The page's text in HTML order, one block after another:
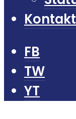
Kontakt
FB
TW
YT